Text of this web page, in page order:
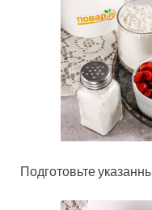
Подготовьте